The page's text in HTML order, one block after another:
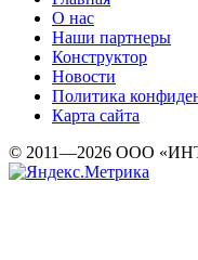
О нас
Наши партнеры
Конструктор
Новости
Политика
Карта сайта
© 2011—2026 ООО